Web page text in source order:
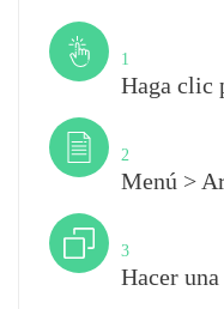
1
Haga clic
2
Menú >
3
Hacer